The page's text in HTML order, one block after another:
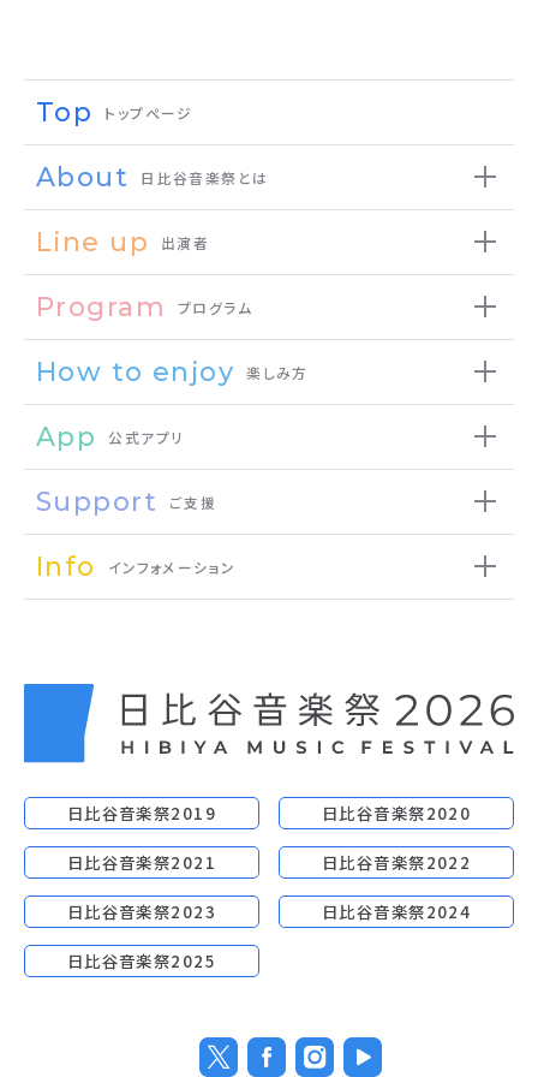
Top トップページ
About 日比谷音楽祭とは
Line up 出演者
Program プログラム
How to enjoy 楽しみ方
App 公式アプリ
Support ご支援
Info インフォメーション
日比谷音楽祭2019 日比谷音楽祭2020
日比谷音楽祭2021 日比谷音楽祭2022
日比谷音楽祭2023 日比谷音楽祭2024
日比谷音楽祭2025